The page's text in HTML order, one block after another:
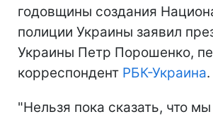
годовщины создания
полиции Украины заявил
Украины Петр Порошенко,
корреспондент РБК-Украина.
"Нельзя пока сказать, что